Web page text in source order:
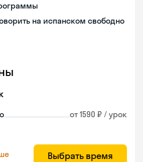
на испанском свободно
от 1590 ₽ / урок
Выбрать время